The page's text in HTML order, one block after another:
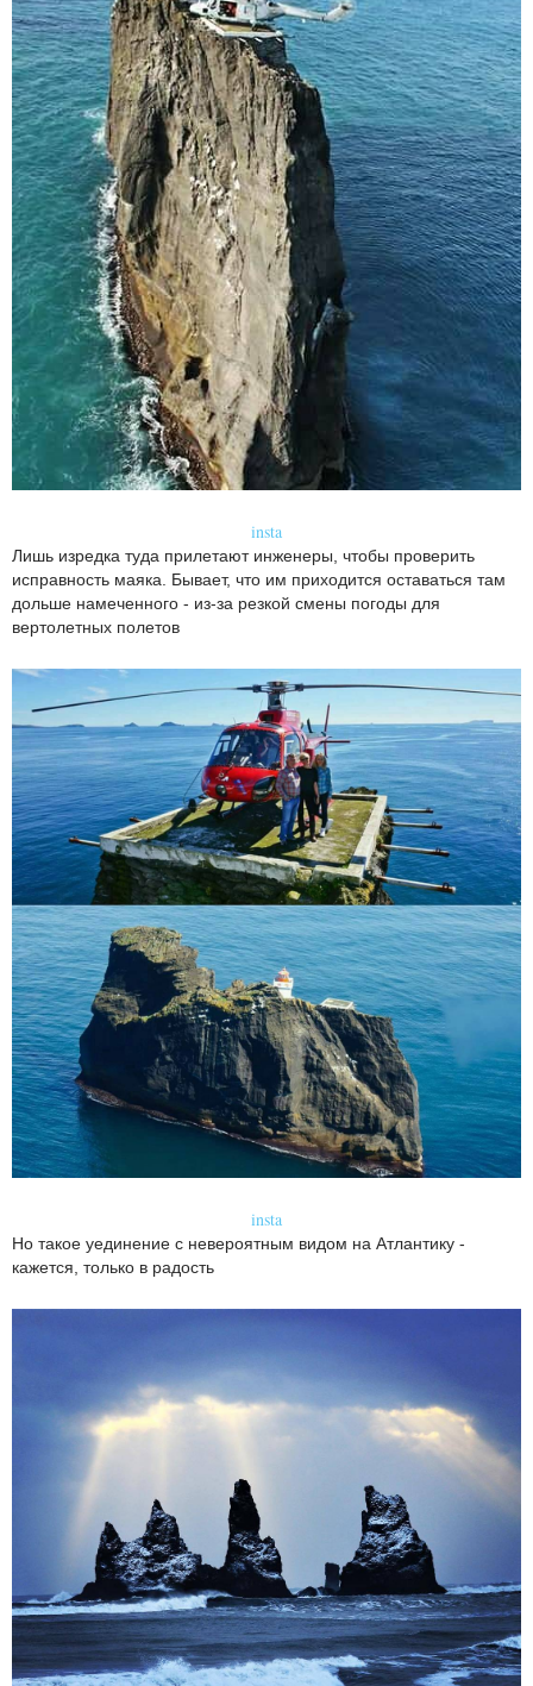
insta
Лишь изредка туда прилетают инженеры, чтобы проверить
исправность маяка. Бывает, что им приходится оставаться там
дольше намеченного - из-за резкой смены погоды для
вертолетных полетов
insta
Но такое уединение с невероятным видом на Атлантику -
кажется, только в радость